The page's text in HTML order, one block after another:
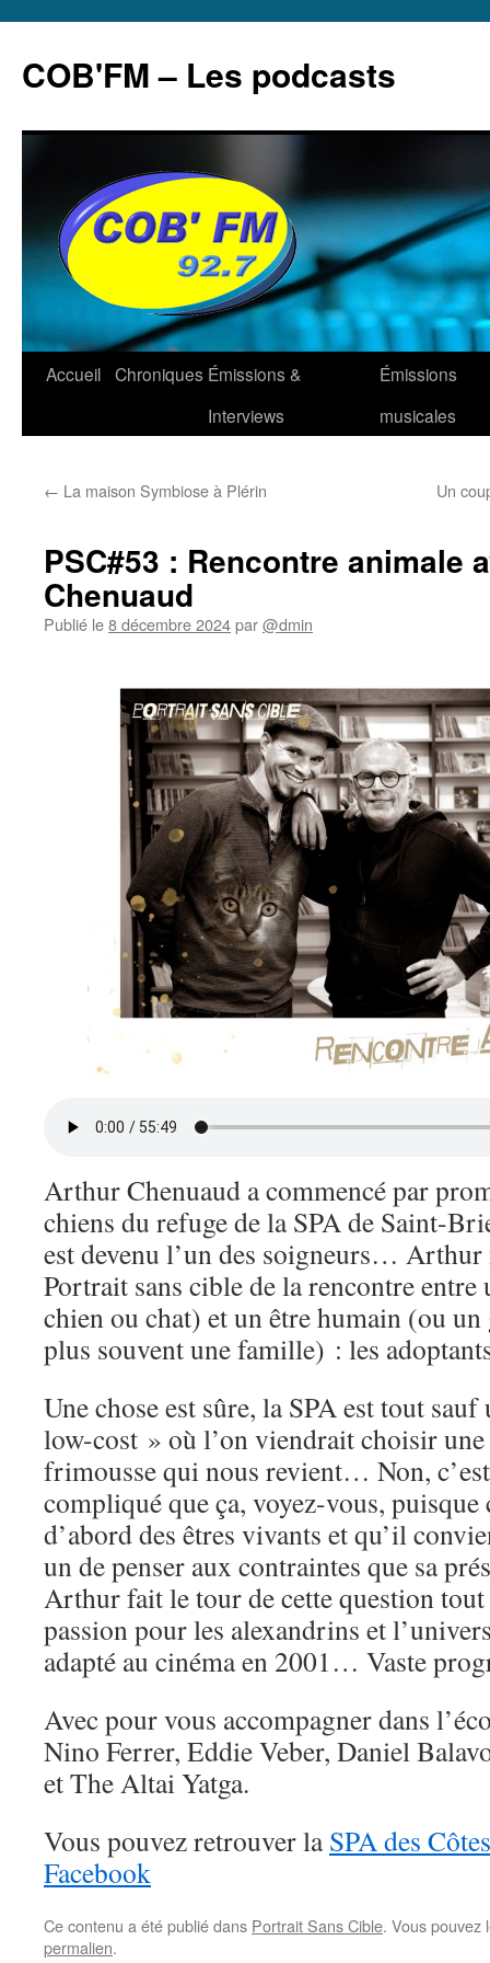
contenu
COB'FM – Les podcasts
Accueil Chroniques Émissions &
Interviews
Émissions
musicales
← La maison Symbiose à Plérin Un
PSC#53 : Rencontre animale
Chenuaud
Publié le8 décembre 2024par@dmin
Arthur Chenuaud a commencé par
chiens du refuge de la SPA de Saint-
est devenu l’un des soigneurs… Arthur
Portrait sans cible de la rencontre entre
chien ou chat) et un être humain (ou
plus souvent une famille) : les
Une chose est sûre, la SPA est tout
low-cost » où l’on viendrait choisir une
frimousse qui nous revient… Non,
compliqué que ça, voyez-vous, puisque
d’abord des êtres vivants et qu’il
un de penser aux contraintes que sa
Arthur fait le tour de cette question
passion pour les alexandrins et
adapté au cinéma en 2001… Vaste
Avec pour vous accompagner dans
Nino Ferrer, Eddie Veber, Daniel
et The Altai Yatga.
Vous pouvez retrouver laSPA des
Facebook
Ce contenu a été publié dans Portrait Sans Cible. Vous
permalien.